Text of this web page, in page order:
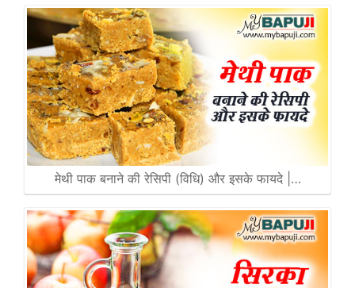
मेथी पाक बनाने की रेसिपी (विधि) और इसके फायदे |…